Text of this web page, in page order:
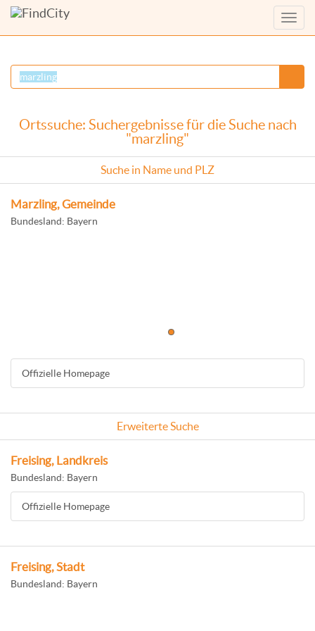
Menü
Ortssuche: Suchergebnisse für die Suche nach
"marzling"
Suche in Name und PLZ
Marzling, Gemeinde
Bundesland: Bayern
Offizielle Homepage
Erweiterte Suche
Freising, Landkreis
Bundesland: Bayern
Offizielle Homepage
Freising, Stadt
Bundesland: Bayern